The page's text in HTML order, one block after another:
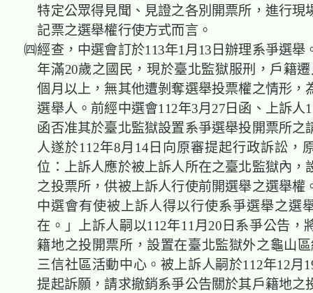
特定公眾得見聞、見證之各別開票所，進行現
記票之選舉權行使方式而言。
㈣經查，中選會訂於113年1月13日辦理系爭選舉
年滿20歲之國民，現於臺北監獄服刑，戶籍
個月以上，無其他遭剝奪選舉投票權之情形，
選舉人。前經中選會112年3月27日函、上訴人
函否准其於臺北監獄設置系爭選舉投開票所之
人遂於112年8月14日向原審提起行政訴訟，
位：上訴人應於被上訴人所在之臺北監獄內，
之投票所，供被上訴人行使前開選舉之選舉權
中選會有使被上訴人得以行使系爭選舉之選
在。」上訴人嗣以112年11月20日系爭公告，
籍地之投開票所，設置在臺北監獄外之龜山
三信社區活動中心。被上訴人嗣於112年12月
提起訴願，請求撤銷系爭公告關於其戶籍地之